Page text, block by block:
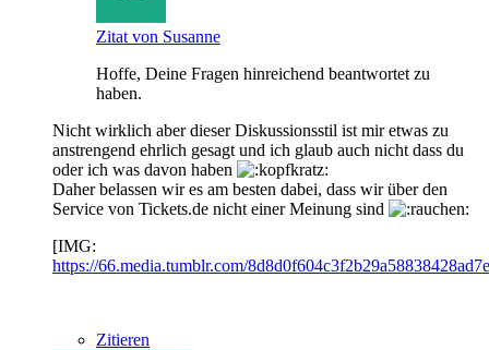
Zitat von Susanne
Hoffe, Deine Fragen hinreichend beantwortet zu
haben.
Nicht wirklich aber dieser Diskussionsstil ist mir etwas zu
anstrengend ehrlich gesagt und ich glaub auch nicht dass du
oder ich was davon haben
Daher belassen wir es am besten dabei, dass wir über den
Service von Tickets.de nicht einer Meinung sind
[IMG:
https://66.media.tumblr.com/
Zitieren